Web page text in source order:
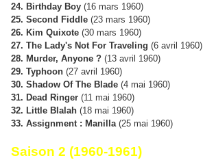
24. Birthday Boy (16 mars 1960)
25. Second Fiddle (23 mars 1960)
26. Kim Quixote (30 mars 1960)
27. The Lady's Not For Traveling (6 avril 1960)
28. Murder, Anyone ? (13 avril 1960)
29. Typhoon (27 avril 1960)
30. Shadow Of The Blade (4 mai 1960)
31. Dead Ringer (11 mai 1960)
32. Little Blalah (18 mai 1960)
33. Assignment : Manilla (25 mai 1960)
Saison 2 (1960-1961)